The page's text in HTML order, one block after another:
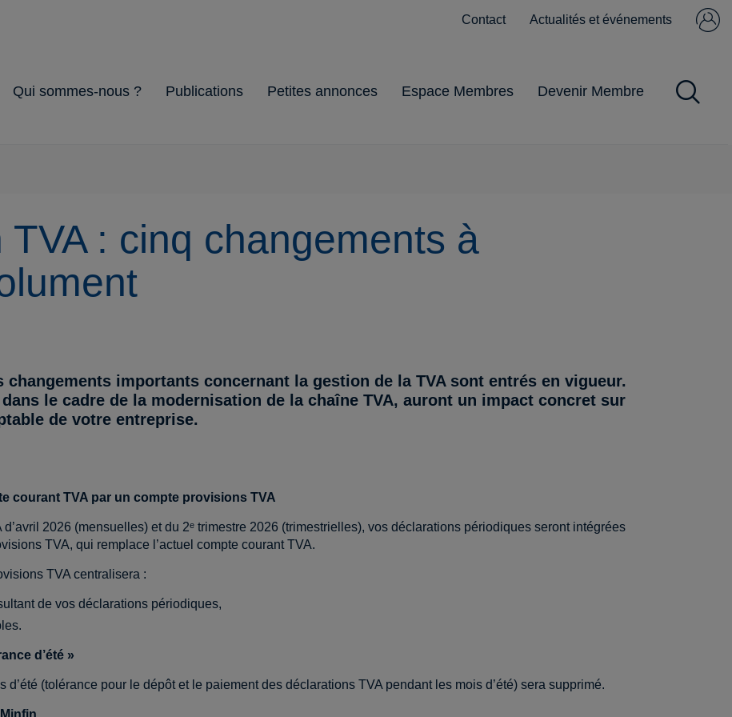
Contact Actualités et événements
Qui sommes-nous ? Publications Petites annonces Espace Membres Devenir Membre
: cinq changements à
changements importants concernant la gestion de la TVA sont entrés en vigueur.
le cadre de la modernisation de la chaîne TVA, auront un impact concret sur
de votre entreprise.
courant TVA par un compte provisions TVA
2026 (mensuelles) et du 2ᵉ trimestre 2026 (trimestrielles), vos déclarations périodiques seront intégrées
TVA, qui remplace l’actuel compte courant TVA.
TVA centralisera :
de vos déclarations périodiques,
d’été »
d’été (tolérance pour le dépôt et le paiement des déclarations TVA pendant les mois d’été) sera supprimé.